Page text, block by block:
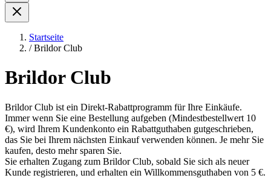
Startseite
/ Brildor Club
Brildor Club
Brildor Club ist ein Direkt-Rabattprogramm für Ihre Einkäufe.
Immer wenn Sie eine Bestellung aufgeben (Mindestbestellwert 10
€), wird Ihrem Kundenkonto ein Rabattguthaben gutgeschrieben,
das Sie bei Ihrem nächsten Einkauf verwenden können. Je mehr Sie
kaufen, desto mehr sparen Sie.
Sie erhalten Zugang zum Brildor Club, sobald Sie sich als neuer
Kunde registrieren, und erhalten ein Willkommensguthaben von 5 €.